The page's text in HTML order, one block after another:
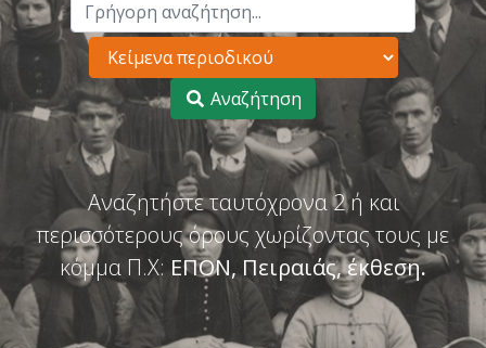
Αναζήτηση
Αναζητήστε ταυτόχρονα 2 ή και
περισσότερους όρους χωρίζοντας τους με
κόμμα Π.Χ: ΕΠΟΝ, Πειραιάς, έκθεση.